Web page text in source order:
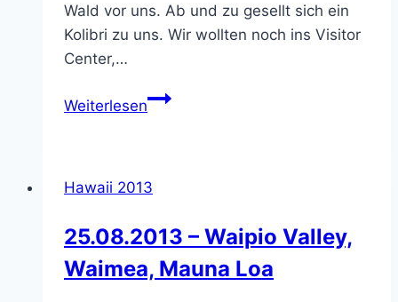
Wald vor uns. Ab und zu gesellt sich ein
Kolibri zu uns. Wir wollten noch ins Visitor
Center,…
Weiterlesen06.06.2017
OHV
Hawaii 2013
25.08.2013 – Waipio Valley,
Waimea, Mauna Loa